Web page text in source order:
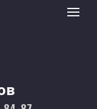
logo Toggle